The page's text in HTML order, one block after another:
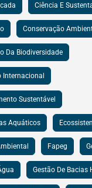
Ciência E
Conservação
Da Biodiversidade
Internacional
Sustentável
Aquáticos
Fapeg
Gestão De Bacias